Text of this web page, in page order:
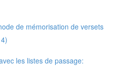
de mémorisation de versets
les listes de passage: